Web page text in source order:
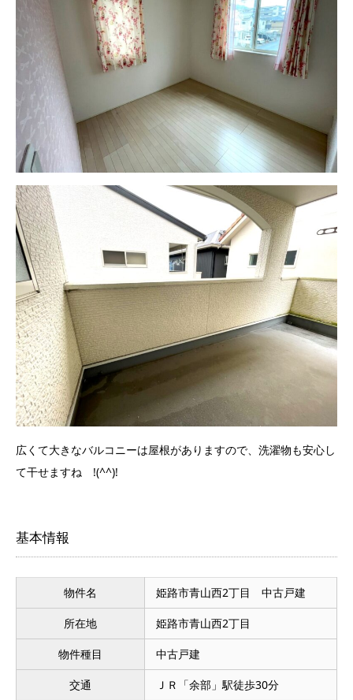
広くて大きなバルコニーは屋根がありますので、洗濯物も安心し
て干せますね !(^^)!
基本情報
物件名 姫路市青山西2丁目 中古戸建
所在地 姫路市青山西2丁目
物件種目 中古戸建
交通 ＪＲ「余部」駅徒歩30分